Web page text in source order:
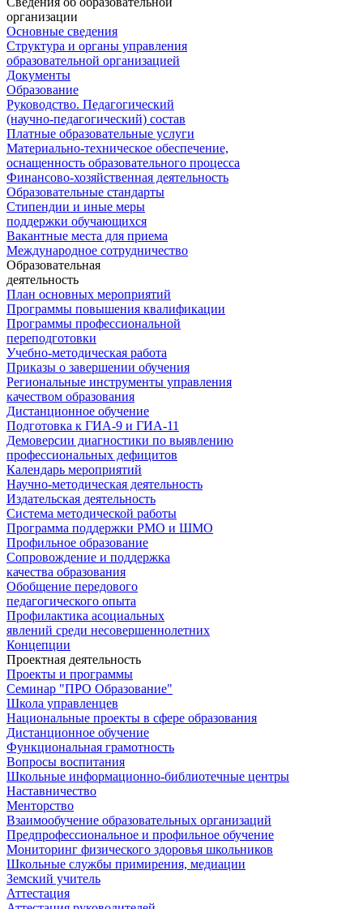
организации
Основные сведения
Структура и органы управления
образовательной организацией
Документы
Образование
Руководство. Педагогический
(научно-педагогический) состав
Платные образовательные услуги
Материально-техническое обеспечение,
оснащенность образовательного процесса
Финансово-хозяйственная деятельность
Образовательные стандарты
Стипендии и иные меры
поддержки обучающихся
Вакантные места для приема
Международное сотрудничество
Образовательная
деятельность
План основных мероприятий
Программы повышения квалификации
Программы профессиональной
переподготовки
Учебно-методическая работа
Приказы о завершении обучения
Региональные инструменты управления
качеством образования
Дистанционное обучение
Подготовка к ГИА-9 и ГИА-11
Демоверсии диагностики по выявлению
профессиональных дефицитов
Календарь мероприятий
Научно-методическая деятельность
Издательская деятельность
Система методической работы
Программа поддержки РМО и ШМО
Профильное образование
Сопровождение и поддержка
качества образования
Обобщение передового
педагогического опыта
Профилактика асоциальных
явлений среди несовершеннолетних
Концепции
Проектная деятельность
Проекты и программы
Семинар "ПРО Образование"
Школа управленцев
Национальные проекты в сфере образования
Дистанционное обучение
Функциональная грамотность
Вопросы воспитания
Школьные информационно-библиотечные центры
Наставничество
Менторство
Взаимообучение образовательных организаций
Предпрофессиональное и профильное обучение
Мониторинг физического здоровья школьников
Школьные службы примирения, медиации
Земский учитель
Аттестация